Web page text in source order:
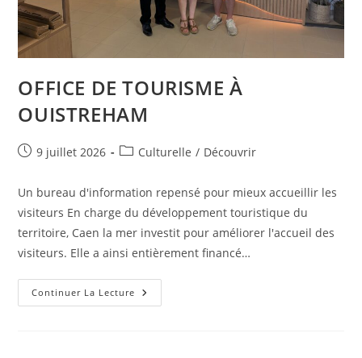
OFFICE DE TOURISME À
OUISTREHAM
Publication
9 juillet 2026
PostCulturelle / Découvrir
Un bureau d'information repensé pour mieux accueillir les
visiteurs En charge du développement touristique du
territoire, Caen la mer investit pour améliorer l'accueil des
visiteurs. Elle a ainsi entièrement financé…
Continuer La Lecture OFFICE
DE